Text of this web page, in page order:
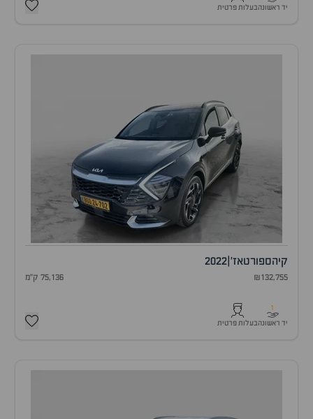
יד ראשונהבעלות פרטית
קיהספורטאז' 2022
₪132,755 75,136 ק"מ
1
יד ראשונהבעלות פרטית